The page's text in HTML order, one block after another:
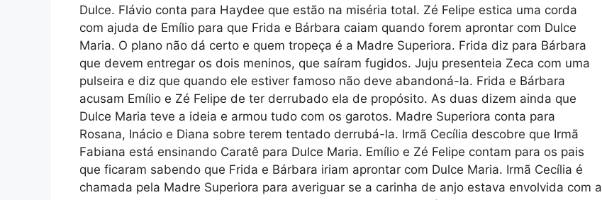
Dulce. Flávio conta para Haydee que estão na miséria total. Zé Felipe estica uma corda
com ajuda de Emílio para que Frida e Bárbara caiam quando forem aprontar com Dulce
Maria. O plano não dá certo e quem tropeça é a Madre Superiora. Frida diz para Bárbara
que devem entregar os dois meninos, que saíram fugidos. Juju presenteia Zeca com uma
pulseira e diz que quando ele estiver famoso não deve abandoná-la. Frida e Bárbara
acusam Emílio e Zé Felipe de ter derrubado ela de propósito. As duas dizem ainda que
Dulce Maria teve a ideia e armou tudo com os garotos. Madre Superiora conta para
Rosana, Inácio e Diana sobre terem tentado derrubá-la. Irmã Cecília descobre que Irmã
Fabiana está ensinando Caratê para Dulce Maria. Emílio e Zé Felipe contam para os pais
que ficaram sabendo que Frida e Bárbara iriam aprontar com Dulce Maria. Irmã Cecília é
chamada pela Madre Superiora para averiguar se a carinha de anjo estava envolvida com a